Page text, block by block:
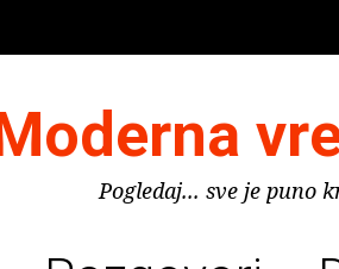
Pogledaj... sve je puno